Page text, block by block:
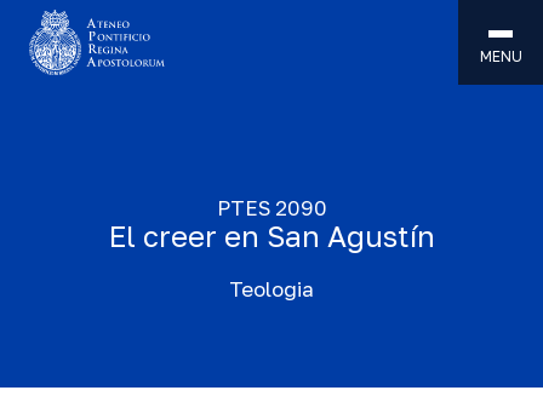
MENU
PTES 2090
El creer en San Agustín
Teologia